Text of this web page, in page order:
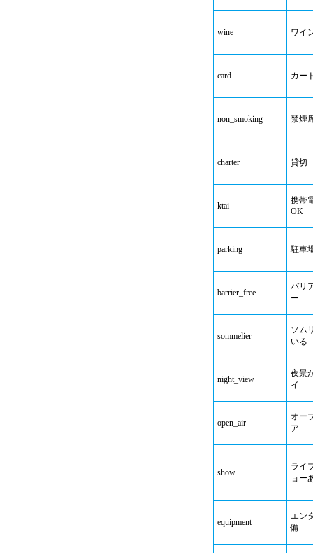
wine ワイ
card カー
non_smoking 禁煙
charter 貸切
ktai
携帯
OK
parking 駐車
barrier_free
バリ
ー
sommelier
ソム
いる
night_view
夜景
イ
open_air
オー
ア
show
ライ
ョー
equipment
エン
備